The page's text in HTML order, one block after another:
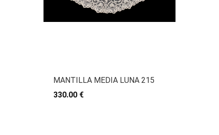
MANTILLA MEDIA LUNA 215
330.00 €